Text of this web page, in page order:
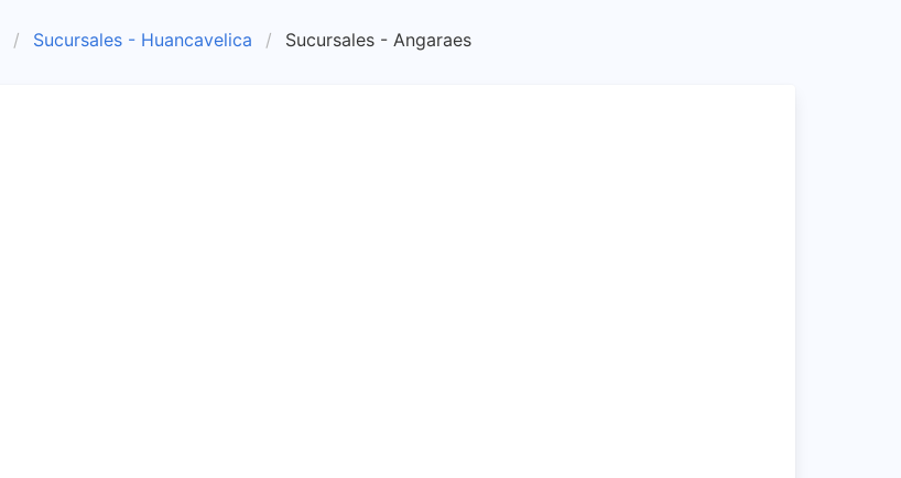
Sucursales - Huancavelica Sucursales - Angaraes